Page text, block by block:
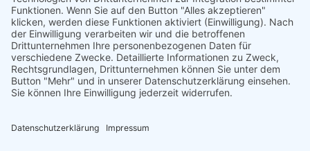
Öffnungszeiten und mehr